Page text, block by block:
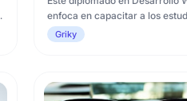
enfoca en capacitar a los
diseñar y desarrollar interfaces
atractivas, interactivas y
fundamentales en HTML, CSS
Griky